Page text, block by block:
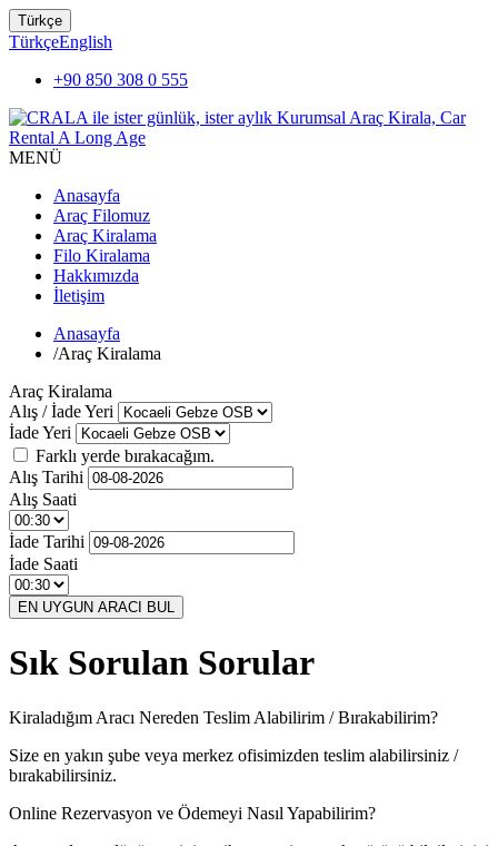
Türkçe
TürkçeEnglish
+90 850 308 0 555
MENÜ
Anasayfa
Araç Filomuz
Araç Kiralama
Filo Kiralama
Hakkımızda
İletişim
Anasayfa
/Araç Kiralama
Araç Kiralama
Alış / İade Yeri
İade Yeri
Farklı yerde bırakacağım.
Alış Tarihi
Alış Saati
İade Tarihi
İade Saati
EN UYGUN ARACI BUL
Sık Sorulan Sorular
Kiraladığım Aracı Nereden Teslim Alabilirim / Bırakabilirim?
Size en yakın şube veya merkez ofisimizden teslim alabilirsiniz /
bırakabilirsiniz.
Online Rezervasyon ve Ödemeyi Nasıl Yapabilirim?